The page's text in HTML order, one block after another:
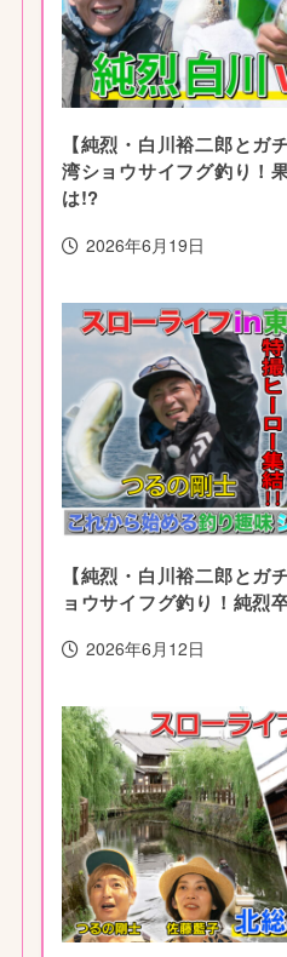
【純烈・白川裕二郎と
湾ショウサイフグ釣り！
は!?
2026年6月19日
【純烈・白川裕二郎とガ
ョウサイフグ釣り！純烈
2026年6月12日